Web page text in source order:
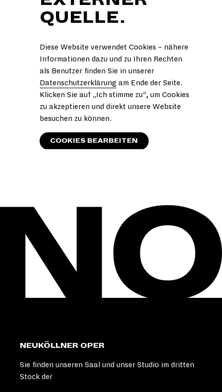
QUELLE.
Diese Website verwendet Cookies – nähere
Informationen dazu und zu Ihren Rechten
als Benutzer finden Sie in unserer
Datenschutzerklärung am Ende der Seite.
Klicken Sie auf „Ich stimme zu“, um Cookies
zu akzeptieren und direkt unsere Website
besuchen zu können.
COOKIES BEARBEITEN
NEUKÖLLNER OPER
Sie finden unseren Saal und unser Studio im dritten
Stock der